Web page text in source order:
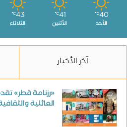
40
℃
الأحد
41
℃
الأثنين
43
℃
الثلاثاء
آخر الأخبار
«رزنامة قطر»
العائلية